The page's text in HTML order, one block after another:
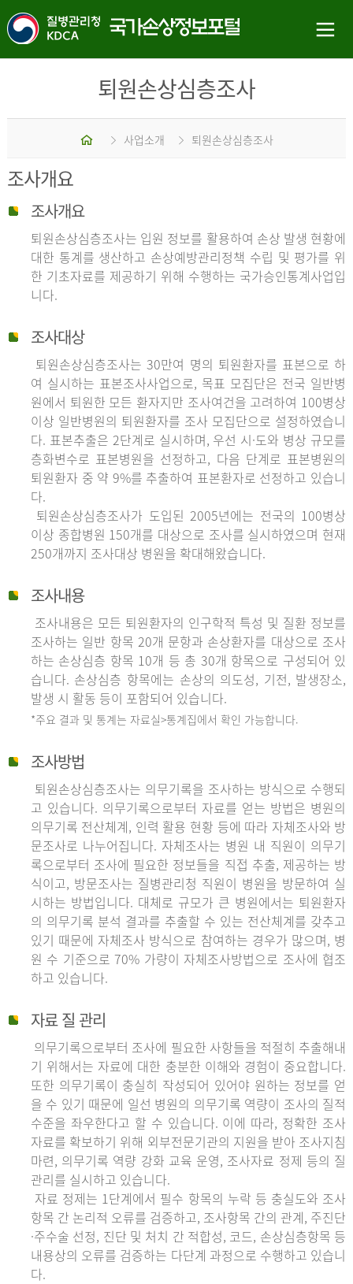
퇴원손상심층조사
홈 사업소개 퇴원손상심층조사
조사개요
조사개요
퇴원손상심층조사는 입원 정보를 활용하여 손상 발생 현황에
대한 통계를 생산하고 손상예방관리정책 수립 및 평가를 위
한 기초자료를 제공하기 위해 수행하는 국가승인통계사업입
니다.
조사대상
퇴원손상심층조사는 30만여 명의 퇴원환자를 표본으로 하
여 실시하는 표본조사사업으로, 목표 모집단은 전국 일반병
원에서 퇴원한 모든 환자지만 조사여건을 고려하여 100병상
이상 일반병원의 퇴원환자를 조사 모집단으로 설정하였습니
다. 표본추출은 2단계로 실시하며, 우선 시·도와 병상 규모를
층화변수로 표본병원을 선정하고, 다음 단계로 표본병원의
퇴원환자 중 약 9%를 추출하여 표본환자로 선정하고 있습니
다.
퇴원손상심층조사가 도입된 2005년에는 전국의 100병상
이상 종합병원 150개를 대상으로 조사를 실시하였으며 현재
250개까지 조사대상 병원을 확대해왔습니다.
조사내용
조사내용은 모든 퇴원환자의 인구학적 특성 및 질환 정보를
조사하는 일반 항목 20개 문항과 손상환자를 대상으로 조사
하는 손상심층 항목 10개 등 총 30개 항목으로 구성되어 있
습니다. 손상심층 항목에는 손상의 의도성, 기전, 발생장소,
발생 시 활동 등이 포함되어 있습니다.
*주요 결과 및 통계는 자료실>통계집에서 확인 가능합니다.
조사방법
퇴원손상심층조사는 의무기록을 조사하는 방식으로 수행되
고 있습니다. 의무기록으로부터 자료를 얻는 방법은 병원의
의무기록 전산체계, 인력 활용 현황 등에 따라 자체조사와 방
문조사로 나누어집니다. 자체조사는 병원 내 직원이 의무기
록으로부터 조사에 필요한 정보들을 직접 추출, 제공하는 방
식이고, 방문조사는 질병관리청 직원이 병원을 방문하여 실
시하는 방법입니다. 대체로 규모가 큰 병원에서는 퇴원환자
의 의무기록 분석 결과를 추출할 수 있는 전산체계를 갖추고
있기 때문에 자체조사 방식으로 참여하는 경우가 많으며, 병
원 수 기준으로 70% 가량이 자체조사방법으로 조사에 협조
하고 있습니다.
자료 질 관리
의무기록으로부터 조사에 필요한 사항들을 적절히 추출해내
기 위해서는 자료에 대한 충분한 이해와 경험이 중요합니다.
또한 의무기록이 충실히 작성되어 있어야 원하는 정보를 얻
을 수 있기 때문에 일선 병원의 의무기록 역량이 조사의 질적
수준을 좌우한다고 할 수 있습니다. 이에 따라, 정확한 조사
자료를 확보하기 위해 외부전문기관의 지원을 받아 조사지침
마련, 의무기록 역량 강화 교육 운영, 조사자료 정제 등의 질
관리를 실시하고 있습니다.
자료 정제는 1단계에서 필수 항목의 누락 등 충실도와 조사
항목 간 논리적 오류를 검증하고, 조사항목 간의 관계, 주진단
·주수술 선정, 진단 및 처치 간 적합성, 코드, 손상심층항목 등
내용상의 오류를 검증하는 다단계 과정으로 수행하고 있습니
다.